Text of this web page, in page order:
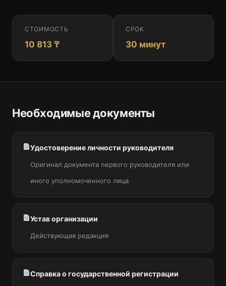
СТОИМОСТЬ
10 813 ₸
СРОК
30 минут
Необходимые документы
Удостоверение личности руководителя
Оригинал документа первого руководителя или
иного уполномоченного лица
Устав организации
Действующая редакция
Справка о государственной регистрации